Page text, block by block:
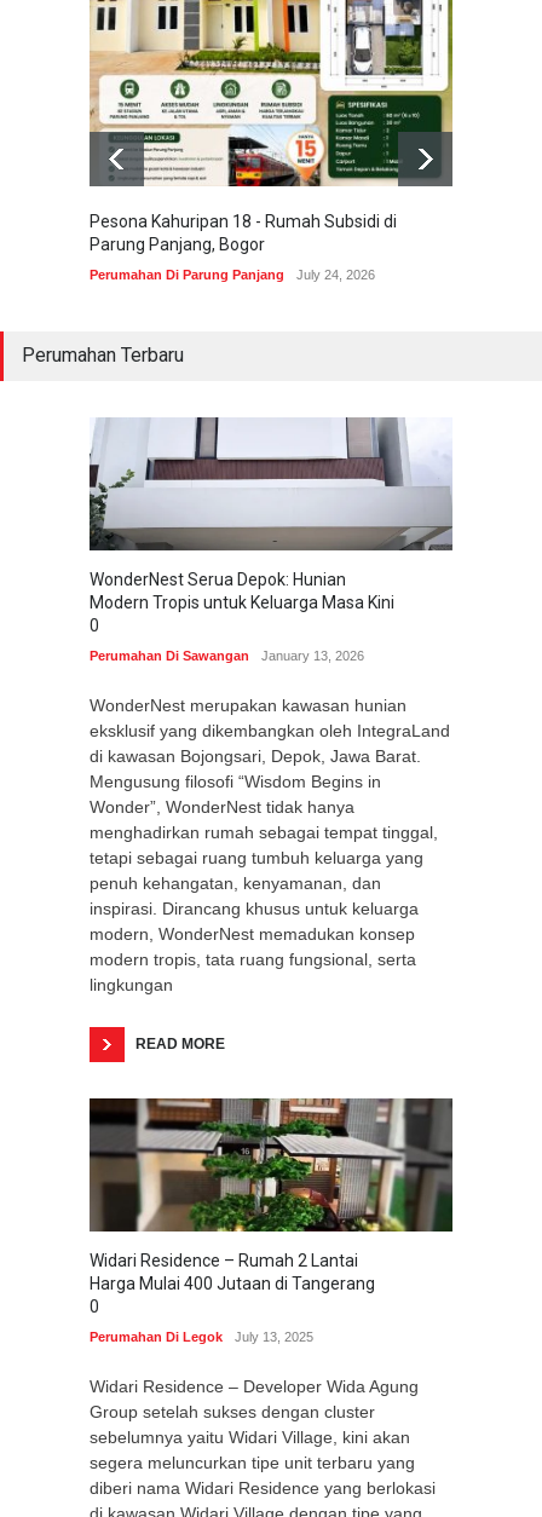
Pesona Kahuripan 18 - Rumah Subsidi di
Parung Panjang, Bogor
Perumahan Di Parung Panjang July 24, 2026
Perumahan Terbaru
WonderNest Serua Depok: Hunian
Modern Tropis untuk Keluarga Masa Kini
0
Perumahan Di Sawangan January 13, 2026
WonderNest merupakan kawasan hunian
eksklusif yang dikembangkan oleh IntegraLand
di kawasan Bojongsari, Depok, Jawa Barat.
Mengusung filosofi “Wisdom Begins in
Wonder”, WonderNest tidak hanya
menghadirkan rumah sebagai tempat tinggal,
tetapi sebagai ruang tumbuh keluarga yang
penuh kehangatan, kenyamanan, dan
inspirasi. Dirancang khusus untuk keluarga
modern, WonderNest memadukan konsep
modern tropis, tata ruang fungsional, serta
lingkungan
READ MORE
Widari Residence – Rumah 2 Lantai
Harga Mulai 400 Jutaan di Tangerang
0
Perumahan Di Legok July 13, 2025
Widari Residence – Developer Wida Agung
Group setelah sukses dengan cluster
sebelumnya yaitu Widari Village, kini akan
segera meluncurkan tipe unit terbaru yang
diberi nama Widari Residence yang berlokasi